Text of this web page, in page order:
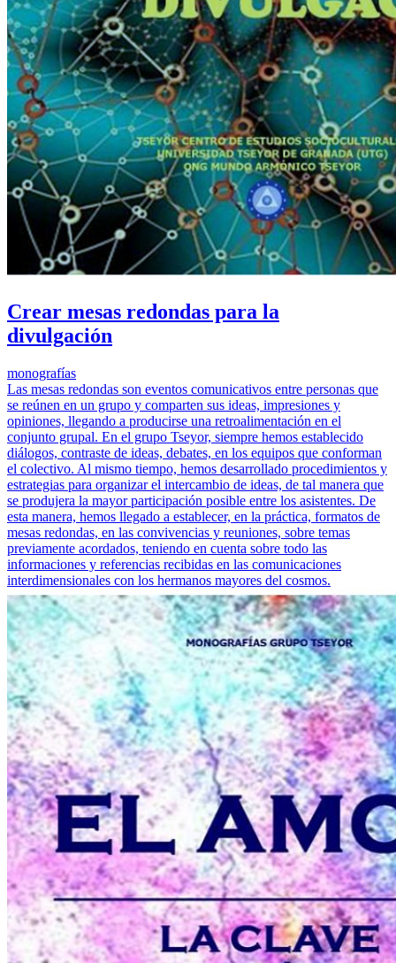
Crear mesas redondas para la
divulgación
monografías
Las mesas redondas son eventos comunicativos entre personas que
se reúnen en un grupo y comparten sus ideas, impresiones y
opiniones, llegando a producirse una retroalimentación en el
conjunto grupal. En el grupo Tseyor, siempre hemos establecido
diálogos, contraste de ideas, debates, en los equipos que conforman
el colectivo. Al mismo tiempo, hemos desarrollado procedimientos y
estrategias para organizar el intercambio de ideas, de tal manera que
se produjera la mayor participación posible entre los asistentes. De
esta manera, hemos llegado a establecer, en la práctica, formatos de
mesas redondas, en las convivencias y reuniones, sobre temas
previamente acordados, teniendo en cuenta sobre todo las
informaciones y referencias recibidas en las comunicaciones
interdimensionales con los hermanos mayores del cosmos.